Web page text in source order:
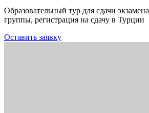
Образовательный тур для сдачи
группы, регистрация на сдачу в Турции
Оставить заявку